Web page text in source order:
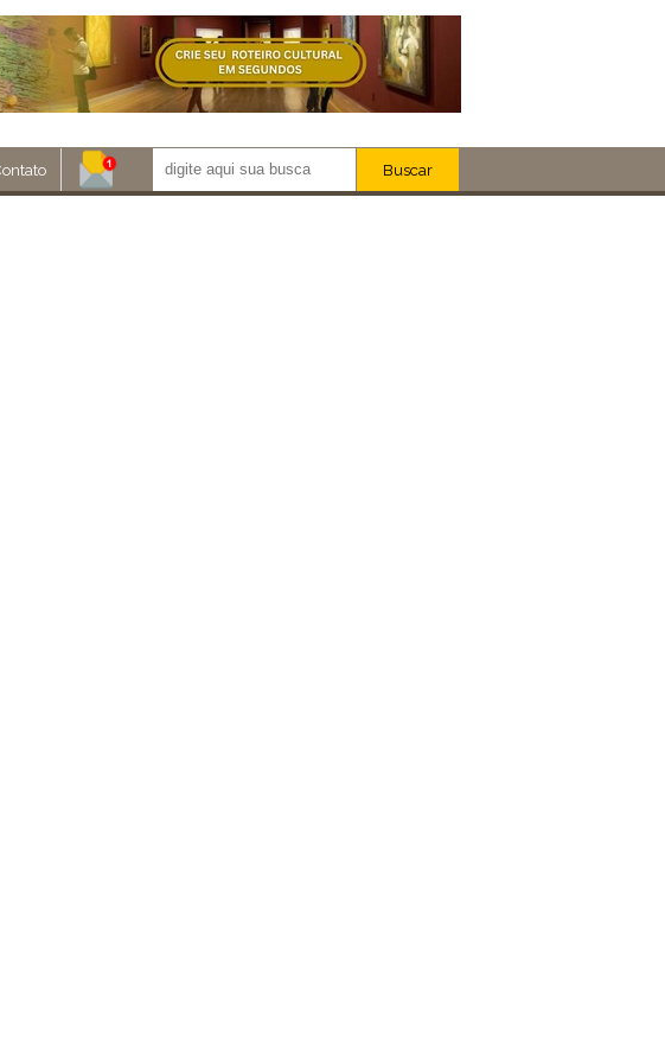
Buscar